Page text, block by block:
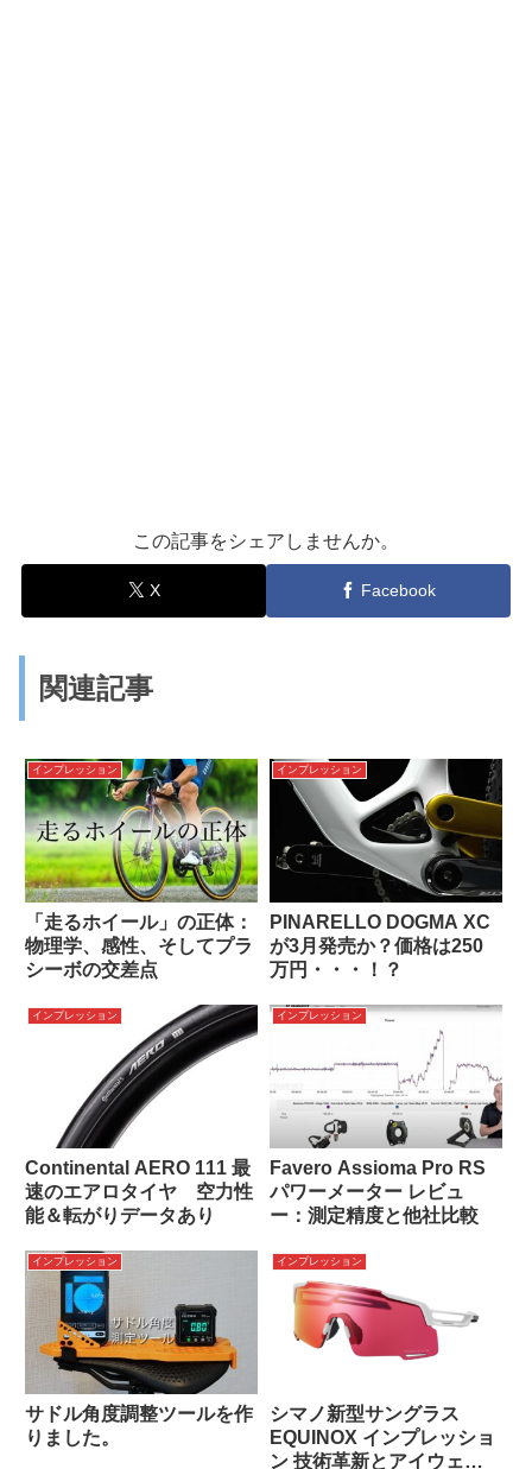
この記事をシェアしませんか。
X Facebook
関連記事
インプレッション
「走るホイール」の正体：
物理学、感性、そしてプラ
シーボの交差点
インプレッション
PINARELLO DOGMA XC
が3月発売か？価格は250
万円・・・！？
インプレッション
Continental AERO 111 最
速のエアロタイヤ 空力性
能＆転がりデータあり
インプレッション
Favero Assioma Pro RS
パワーメーター レビュ
ー：測定精度と他社比較
インプレッション
サドル角度調整ツールを作
りました。
インプレッション
シマノ新型サングラス
EQUINOX インプレッショ
ン 技術革新とアイウェア